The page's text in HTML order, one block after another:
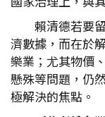
賴清德若要
濟數據，而在於
樂業；尤其物價
懸殊等問題，仍
極解決的焦點。